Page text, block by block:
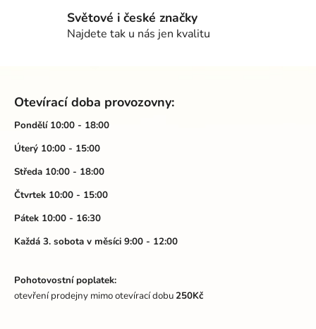
y
v
s
Světové i české značky
Najdete tak u nás jen kvalitu
Otevírací doba provozovny:
Pondělí 10:00 - 18:00
Úterý 10:00 - 15:00
Středa 10:00 - 18:00
Čtvrtek 10:00 - 15:00
Pátek 10:00 - 16:30
Každá 3. sobota v měsíci 9:00 - 12:00
Pohotovostní poplatek:
otevření prodejny mimo otevírací dobu250Kč